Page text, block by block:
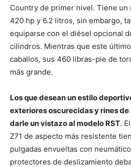
Country de primer nivel. Tiene un
420 hp y 6.2 litros, sin embargo,
equiparse con el diésel opcional
cilindros. Mientras que este
caballos, sus 460 libras-pie de
más grande.
Los que desean un estilo
exteriores oscurecidas y rines
darle un vistazo al modelo RST.
Z71 de aspecto más resistente
pulgadas envueltas con
protectores de deslizamiento